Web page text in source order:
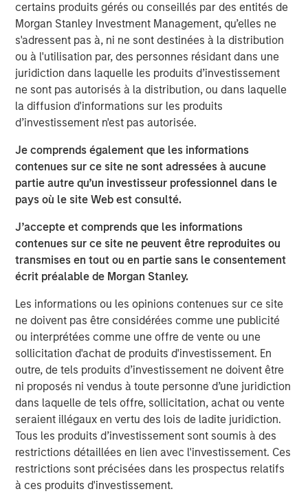
certains produits gérés ou conseillés par des entités de
Morgan Stanley Investment Management, qu’elles ne
s'adressent pas à, ni ne sont destinées à la distribution
ou à l'utilisation par, des personnes résidant dans une
juridiction dans laquelle les produits d’investissement
ne sont pas autorisés à la distribution, ou dans laquelle
la diffusion d'informations sur les produits
d’investissement n'est pas autorisée.
Je comprends également que les informations
contenues sur ce site ne sont adressées à aucune
partie autre qu’un investisseur professionnel dans le
pays où le site Web est consulté.
J’accepte et comprends que les informations
contenues sur ce site ne peuvent être reproduites ou
transmises en tout ou en partie sans le consentement
écrit préalable de Morgan Stanley.
Les informations ou les opinions contenues sur ce site
ne doivent pas être considérées comme une publicité
ou interprétées comme une offre de vente ou une
sollicitation d'achat de produits d'investissement. En
outre, de tels produits d’investissement ne doivent être
ni proposés ni vendus à toute personne d’une juridiction
dans laquelle de tels offre, sollicitation, achat ou vente
seraient illégaux en vertu des lois de ladite juridiction.
Tous les produits d’investissement sont soumis à des
restrictions détaillées en lien avec l'investissement. Ces
restrictions sont précisées dans les prospectus relatifs
à ces produits d'investissement.
If our strategies are performing poorly, I worry for
one obvious reason: that our strategies are not
meeting our investors’ expectations.
In terms of the overall equity market, when behavior
is “irrational” (in my opinion), I worry I am missing
something.
On the contrary, if equity market behavior feels
entirely “logical,” I worry it’s too obvious.
Right now, in 2026, it appears to me that the equity
This behavior suggestswe could experience
continued strong returns in the second half of 2026.
Here is why:
When I consider where the equity market could end
in 2026, investors will be focused on expectations
for 2027.
Remember, stocks are discounting mechanisms for
what’s to come, not what has already happened.
On December 31st, 2026, when we close the books